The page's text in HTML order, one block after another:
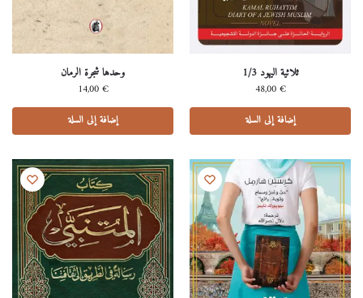
ثلاثية اليهود 1/3
48,00€
إضافة إلى السلة
وحدها شجرة الرمان
14,00€
إضافة إلى السلة